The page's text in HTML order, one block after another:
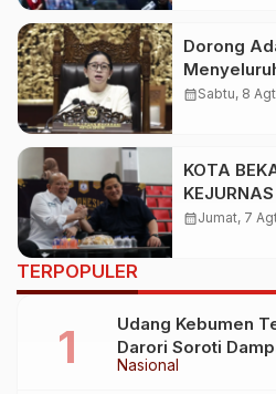
Dorong
Kesehatan
calendar_monthSabtu, 8
KOTA
calendar_monthJumat, 7
TERPOPULER
Nasional
Udang Kebumen
Darori Soroti